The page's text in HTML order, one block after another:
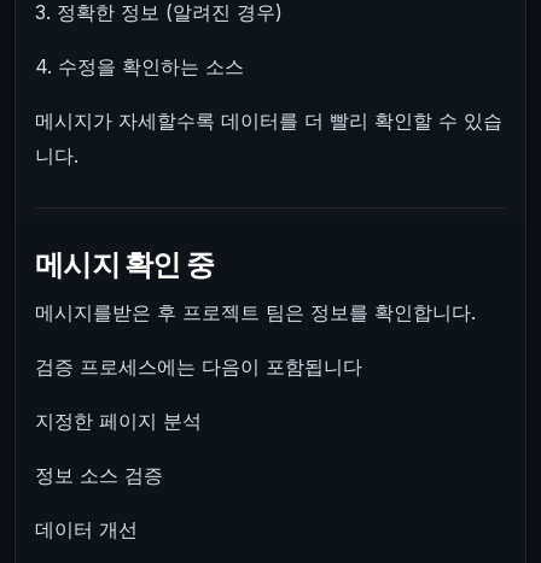
3. 정확한 정보 (알려진 경우)
4. 수정을 확인하는 소스
메시지가 자세할수록 데이터를 더 빨리 확인할 수 있습
니다.
메시지 확인 중
메시지를받은 후 프로젝트 팀은 정보를 확인합니다.
검증 프로세스에는 다음이 포함됩니다
지정한 페이지 분석
정보 소스 검증
데이터 개선